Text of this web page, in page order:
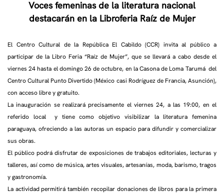
Voces femeninas de la literatura nacional
destacarán en la Libroferia Raíz de Mujer
El Centro Cultural de la República El Cabildo (CCR) invita al público a
participar de la Libro Feria “Raíz de Mujer”, que se llevará a cabo desde el
viernes 24 hasta el domingo 26 de octubre, en la Casona de Loma Tarumá del
Centro Cultural Punto Divertido (México casi Rodríguez de Francia, Asunción),
con acceso libre y gratuito.
La inauguración se realizará precisamente el viernes 24, a las 19:00, en el
referido local y tiene como objetivo visibilizar la literatura femenina
paraguaya, ofreciendo a las autoras un espacio para difundir y comercializar
sus obras.
El público podrá disfrutar de exposiciones de trabajos editoriales, lecturas y
talleres, así como de música, artes visuales, artesanías, moda, barismo, tragos
y gastronomía.
La actividad permitirá también recopilar donaciones de libros para la primera